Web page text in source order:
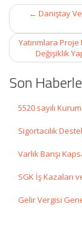
Post
navigation
← Danıştay
Yatırımlara
Değişiklik
Son
5520 sayılı
Sigortacılık
Varlık Barışı
SGK İş Kazaları
Gelir Vergisi